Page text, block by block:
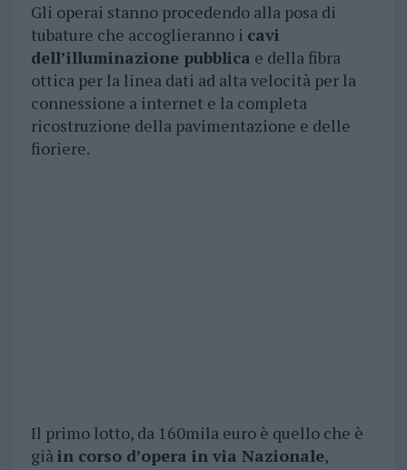
Gli operai stanno procedendo alla posa di
tubature che accoglieranno i cavi
dell’illuminazione pubblica e della fibra
ottica per la linea dati ad alta velocità per la
connessione a internet e la completa
ricostruzione della pavimentazione e delle
fioriere.
Il primo lotto, da 160mila euro è quello che è
giàin corso d’opera in via Nazionale,